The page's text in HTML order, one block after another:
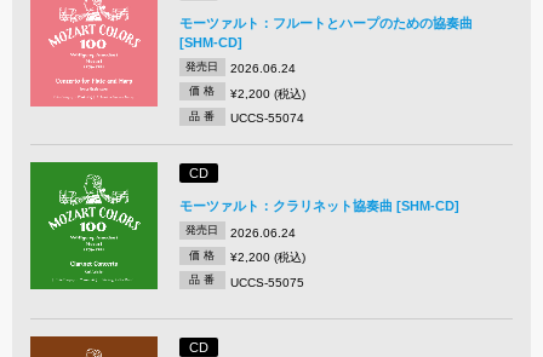
モーツァルト：フルートとハープのための協奏曲
[SHM-CD]
発売日 2026.06.24
価 格 ¥2,200 (税込)
品 番 UCCS-55074
CD
モーツァルト：クラリネット協奏曲 [SHM-CD]
発売日 2026.06.24
価 格 ¥2,200 (税込)
品 番 UCCS-55075
CD